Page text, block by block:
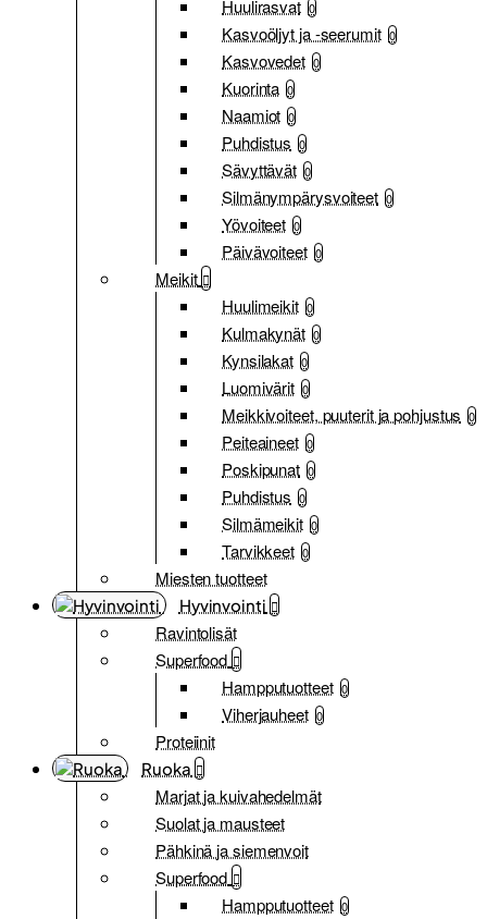
Huulirasvat 0
Kasvoöljyt ja -seerumit 0
Kasvovedet 0
Kuorinta 0
Naamiot 0
Puhdistus 0
Sävyttävät 0
Silmänympärysvoiteet 0
Yövoiteet 0
Päivävoiteet 0
Meikit
Huulimeikit 0
Kulmakynät 0
Kynsilakat 0
Luomivärit 0
Meikkivoiteet, puuterit ja pohjustus 0
Peiteaineet 0
Poskipunat 0
Puhdistus 0
Silmämeikit 0
Tarvikkeet 0
Miesten tuotteet
Hyvinvointi
Ravintolisät
Superfood
Hampputuotteet 0
Viherjauheet 0
Proteiinit
Ruoka
Marjat ja kuivahedelmät
Suolat ja mausteet
Pähkinä ja siemenvoit
Superfood
Hampputuotteet 0